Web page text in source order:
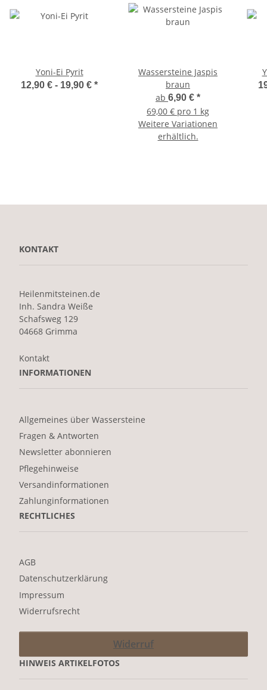
Yoni-Ei Pyrit
12,90 € - 19,90 € *
Wassersteine Jaspis
braun
ab 6,90 € *
69,00 € pro 1 kg
Weitere Variationen
erhältlich.
KONTAKT
Heilenmitsteinen.de
Inh. Sandra Weiße
Schafsweg 129
04668 Grimma
Kontakt
INFORMATIONEN
Allgemeines über Wassersteine
Fragen & Antworten
Newsletter abonnieren
Pflegehinweise
Versandinformationen
Zahlunginformationen
RECHTLICHES
AGB
Datenschutzerklärung
Impressum
Widerrufsrecht
Widerruf
HINWEIS ARTIKELFOTOS